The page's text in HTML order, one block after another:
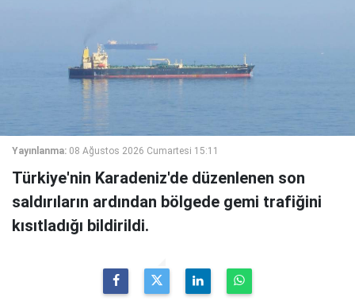
Yayınlanma: 08 Ağustos 2026 Cumartesi 15:11
Türkiye'nin Karadeniz'de düzenlenen son
saldırıların ardından bölgede gemi trafiğini
kısıtladığı bildirildi.